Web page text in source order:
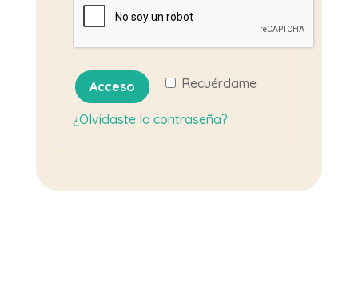
Recuérdame
Acceso
¿Olvidaste la contraseña?